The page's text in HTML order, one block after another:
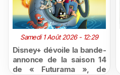
Samedi 1 Août 2026 - 12:29
Disney+ dévoile la bande-
annonce de la saison 14
de « Futurama », de